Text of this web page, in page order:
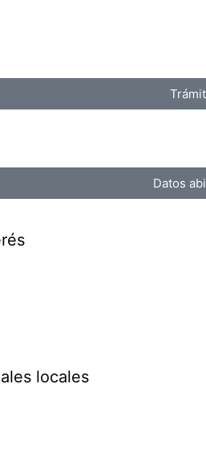
Datos
locales